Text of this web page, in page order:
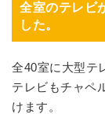
全室のテレビ
した。
全40室に大型テ
テレビもチャペ
けます。